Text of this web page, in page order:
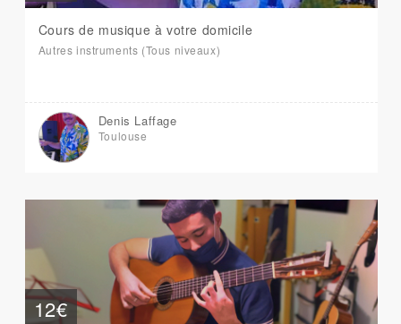
Cours de musique à votre domicile
Autres instruments (Tous niveaux)
Denis Laffage
Toulouse
12€